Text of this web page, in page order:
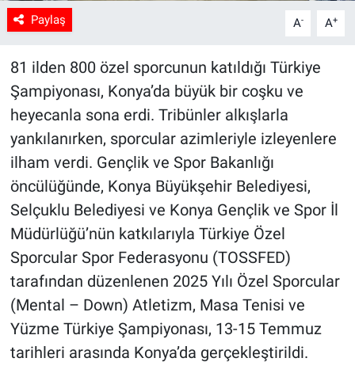
Paylaş A- A+
81 ilden 800 özel sporcunun katıldığı Türkiye
Şampiyonası, Konya’da büyük bir coşku ve
heyecanla sona erdi. Tribünler alkışlarla
yankılanırken, sporcular azimleriyle izleyenlere
ilham verdi. Gençlik ve Spor Bakanlığı
öncülüğünde, Konya Büyükşehir Belediyesi,
Selçuklu Belediyesi ve Konya Gençlik ve Spor İl
Müdürlüğü’nün katkılarıyla Türkiye Özel
Sporcular Spor Federasyonu (TOSSFED)
tarafından düzenlenen 2025 Yılı Özel Sporcular
(Mental – Down) Atletizm, Masa Tenisi ve
Yüzme Türkiye Şampiyonası, 13-15 Temmuz
tarihleri arasında Konya’da gerçekleştirildi.